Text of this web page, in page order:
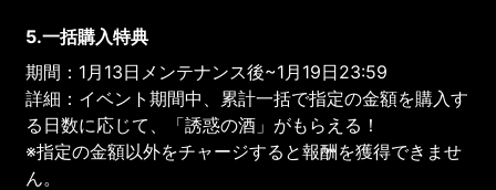
5.一括購入特典
期間：1月13日メンテナンス後~1月19日23:59
詳細：イベント期間中、累計一括で指定の金額を購入す
る日数に応じて、「誘惑の酒」がもらえる！
※指定の金額以外をチャージすると報酬を獲得できませ
ん。